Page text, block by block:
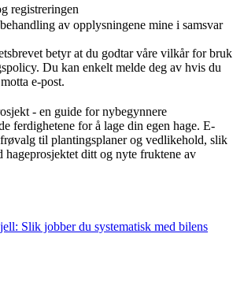
registreringen
av opplysningene mine i samsvar
betyr at du godtar våre vilkår for bruk
Du kan enkelt melde deg av hvis du
e-post.
- en guide for nybegynnere
ferdighetene for å lage din egen hage. E-
til plantingsplaner og vedlikehold, slik
hageprosjektet ditt og nyte fruktene av
Slik jobber du systematisk med bilens